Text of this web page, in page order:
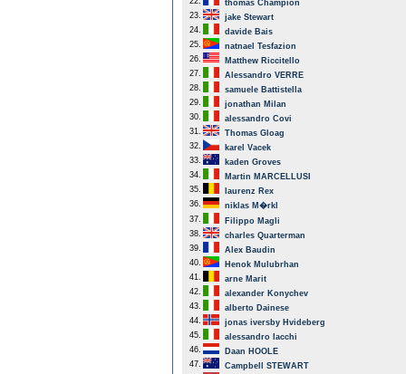
thomas Champion
23.
jake Stewart
24.
davide Bais
25.
natnael Tesfazion
26.
Matthew Riccitello
27.
Alessandro VERRE
28.
samuele Battistella
29.
jonathan Milan
30.
alessandro Covi
31.
Thomas Gloag
32.
karel Vacek
33.
kaden Groves
34.
Martin MARCELLUSI
35.
laurenz Rex
36.
niklas M�rkl
37.
Filippo Magli
38.
charles Quarterman
39.
Alex Baudin
40.
Henok Mulubrhan
41.
arne Marit
42.
alexander Konychev
43.
alberto Dainese
44.
jonas iversby Hvideberg
45.
alessandro Iacchi
46.
Daan HOOLE
47.
Campbell STEWART